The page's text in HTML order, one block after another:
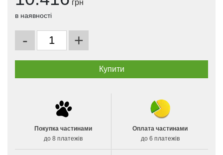
грн
в наявності
- +
Покупка частинами
до 8 платежів
Оплата частинами
до 6 платежів